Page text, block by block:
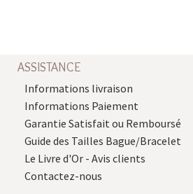
ASSISTANCE
Informations livraison
Informations Paiement
Garantie Satisfait ou Remboursé
Guide des Tailles Bague/Bracelet
Le Livre d'Or - Avis clients
Contactez-nous